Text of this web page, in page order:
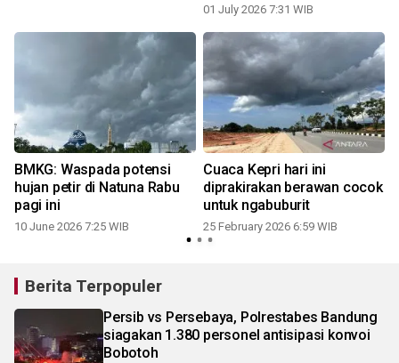
01 July 2026 7:31 WIB
BMKG: Waspada potensi
hujan petir di Natuna Rabu
pagi ini
10 June 2026 7:25 WIB
Cuaca Kepri hari ini
diprakirakan berawan cocok
untuk ngabuburit
25 February 2026 6:59 WIB
Berita Terpopuler
Persib vs Persebaya, Polrestabes Bandung
siagakan 1.380 personel antisipasi konvoi
Bobotoh